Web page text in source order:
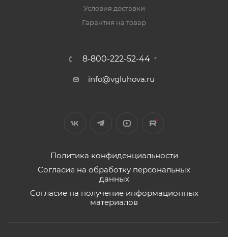
Условия доставки
Гарантия на товар
8-800-222-52-44
info@vgluhova.ru
Политика конфиденциальности
Согласие на обработку персональных
данных
Согласие на получение информационных
материалов